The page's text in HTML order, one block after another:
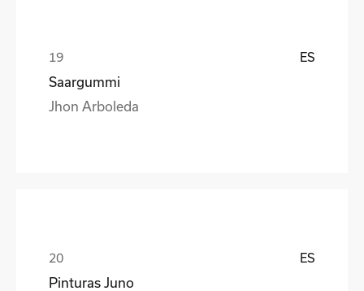
ES
Saargummi
Jhon Arboleda
ES
Pinturas Juno